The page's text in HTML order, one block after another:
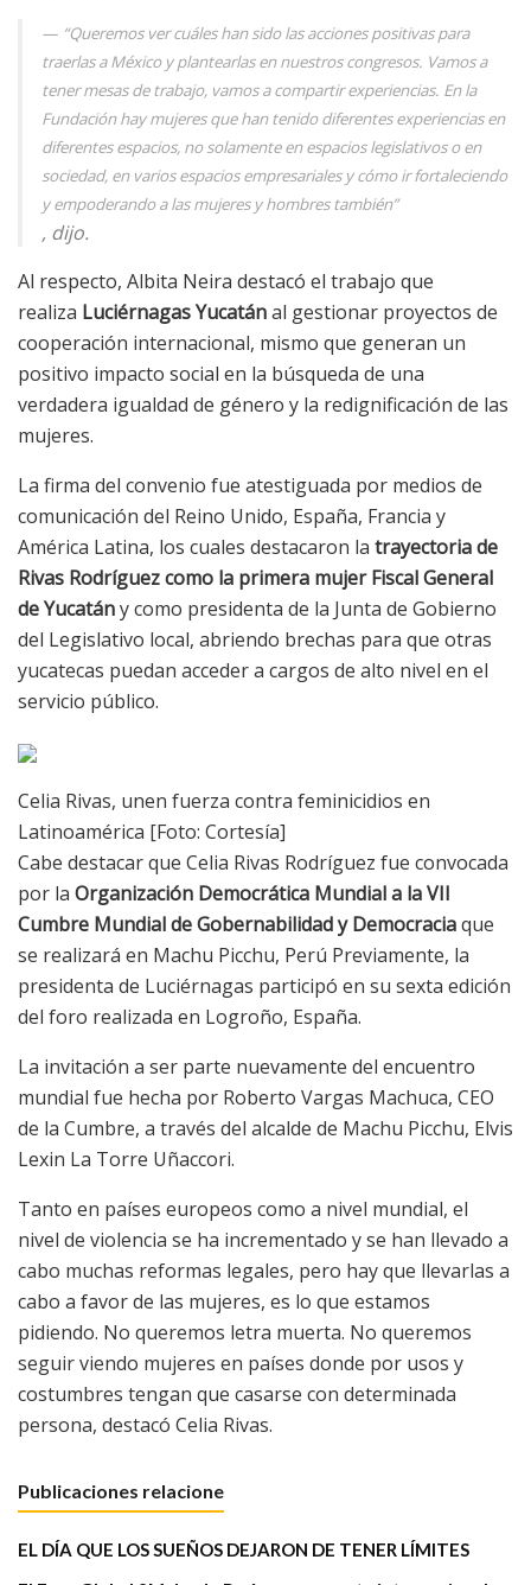
“Queremos ver cuáles han sido las acciones positivas para
traerlas a México y plantearlas en nuestros congresos. Vamos a
tener mesas de trabajo, vamos a compartir experiencias. En la
Fundación hay mujeres que han tenido diferentes experiencias en
diferentes espacios, no solamente en espacios legislativos o en
sociedad, en varios espacios empresariales y cómo ir fortaleciendo
y empoderando a las mujeres y hombres también”
, dijo.
Al respecto, Albita Neira destacó el trabajo que
realiza Luciérnagas Yucatánal gestionar proyectos de
cooperación internacional, mismo que generan un
positivo impacto social en la búsqueda de una
verdadera igualdad de género y la redignificación de las
mujeres.
La firma del convenio fue atestiguada por medios de
comunicación del Reino Unido, España, Francia y
América Latina, los cuales destacaron la trayectoria de
Rivas Rodríguez como la primera mujer Fiscal General
de Yucatány como presidenta de la Junta de Gobierno
del Legislativo local, abriendo brechas para que otras
yucatecas puedan acceder a cargos de alto nivel en el
servicio público.
Celia Rivas, unen fuerza contra feminicidios en
Latinoamérica [Foto: Cortesía]
Cabe destacar que Celia Rivas Rodríguez fue convocada
por la Organización Democrática Mundial a la VII
Cumbre Mundial de Gobernabilidad y Democraciaque
se realizará en Machu Picchu, Perú Previamente, la
presidenta de Luciérnagas participó en su sexta edición
del foro realizada en Logroño, España.
La invitación a ser parte nuevamente del encuentro
mundial fue hecha por Roberto Vargas Machuca, CEO
de la Cumbre, a través del alcalde de Machu Picchu, Elvis
Lexin La Torre Uñaccori.
Tanto en países europeos como a nivel mundial, el
nivel de violencia se ha incrementado y se han llevado a
cabo muchas reformas legales, pero hay que llevarlas a
cabo a favor de las mujeres, es lo que estamos
pidiendo. No queremos letra muerta. No queremos
seguir viendo mujeres en países donde por usos y
costumbres tengan que casarse con determinada
persona, destacó Celia Rivas.
Publicaciones relacione
EL DÍA QUE LOS SUEÑOS DEJARON DE TENER LÍMITES